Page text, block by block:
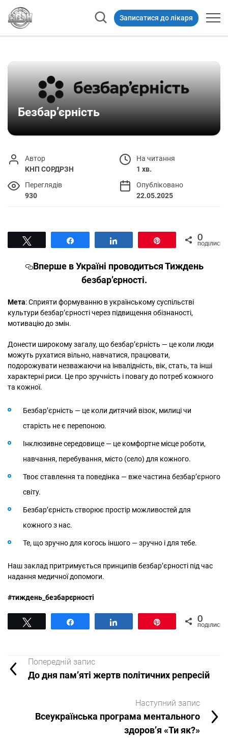
Записатися до лікаря
Безбар’єрність
Автор
КНП СОРДРЗН
На читання
1 хв.
Переглядів
930
Опубліковано
22.05.2025
Поділитися Поділитися 0
ПОДІЛИСЬ
Вперше в Україні проводиться Тиждень
безбар’єрності.
Мета: Сприяти формуванню в українському суспільстві
культури безбар’єрності через підвищення обізнаності,
мотивацію до змін.
Донести широкому загалу, що безбар’єрність — це коли люди
можуть рухатися вільно, навчатися, працювати,
подорожувати незважаючи на інвалідність, вік, стать, та інші
характерні риси. Це про зручність і повагу до потреб кожного
та кожної.
Безбар’єрність — це коли дитячий візок, милиці чи
старість не є перепоною.
Інклюзивне середовище — це комфортне місце роботи,
навчання, перебування, місто (село) для кожного.
Твоє ставлення та поведінка — вже частина безбар’єрного
світу.
Безбар’єрність створює простір можливостей для
кожного з нас.
Те, що зручно для когось іншого — зручно і для тебе.
Наш заклад притримується принципів безбар’єрності під час
надання медичної допомоги.
#тиждень_безбарєрності
Поділитися Поділитися 0
ПОДІЛИСЬ
Попередній запис
До дня пам’яті жертв політичних репресій
Наступний запис
Всеукраїнська програма ментального
здоров’я «Ти як?»